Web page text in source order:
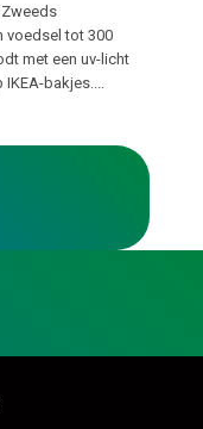
voedsel tot 300
met een uv-licht
bakjes....